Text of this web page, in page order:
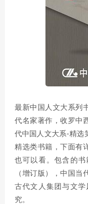
最新中国人文大系列
代名家著作，收罗中
代中国人文大系-精选
精选类书籍，下面有
也可以看。包含的
（增订版），中国当
古代文人集团与文
究。